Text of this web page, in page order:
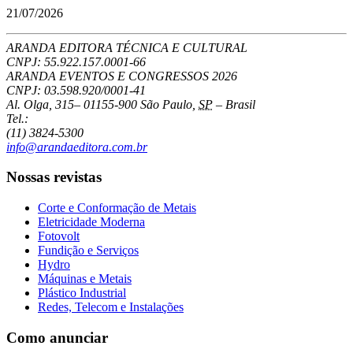
21/07/2026
ARANDA EDITORA TÉCNICA E CULTURAL
CNPJ: 55.922.157.0001-66
ARANDA EVENTOS E CONGRESSOS 2026
CNPJ: 03.598.920/0001-41
Al. Olga, 315– 01155-900 São Paulo SP – Brasil
Tel.:
(11) 3824-5300
info@arandaeditora.com.br
Nossas revistas
Corte e Conformação de Metais
Eletricidade Moderna
Fotovolt
Fundição e Serviços
Hydro
Máquinas e Metais
Plástico Industrial
Redes, Telecom e Instalações
Como anunciar